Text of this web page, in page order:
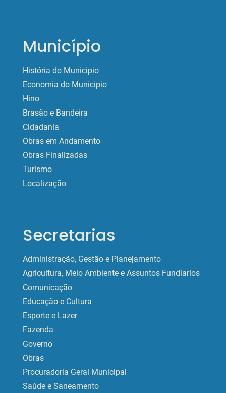
Município
História do Municipio
Economia do Municipio
Hino
Brasão e Bandeira
Cidadania
Obras em Andamento
Obras Finalizadas
Turismo
Localização
Secretarias
Administração, Gestão e Planejamento
Agricultura, Meio Ambiente e Assuntos Fundiarios
Comunicação
Educação e Cultura
Esporte e Lazer
Fazenda
Governo
Obras
Procuradoria Geral Municipal
Saúde e Saneamento